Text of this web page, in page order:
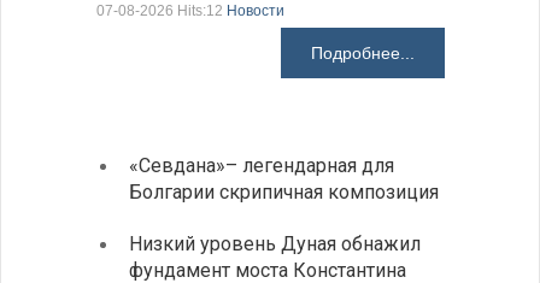
07-08-2026 Hits:12 Новости
Подробнее...
«Севдана»– легендарная для
Болгарии скрипичная композиция
Низкий уровень Дуная обнажил
фундамент моста Константина